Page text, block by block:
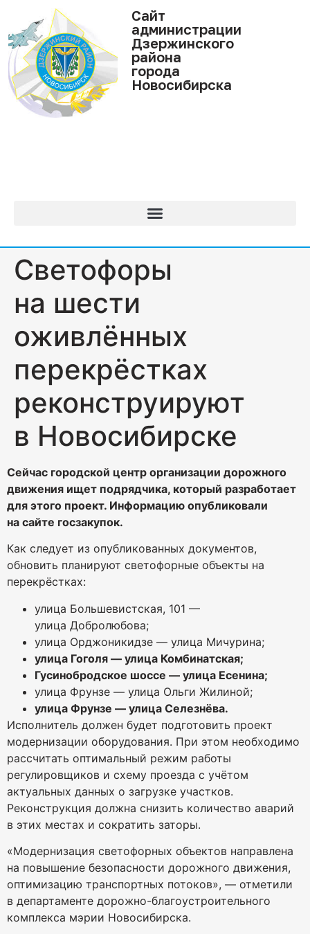
Cайт
администрации
Дзержинского
района
города
Новосибирска
Светофоры
на шести
оживлённых
перекрёстках
реконструируют
в Новосибирске
Сейчас городской центр организации дорожного
движения ищет подрядчика, который разработает
для этого проект. Информацию опубликовали
на сайте госзакупок.
Как следует из опубликованных документов,
обновить планируют светофорные объекты на
перекрёстках:
улица Большевистская, 101 —
улица Добролюбова;
улица Орджоникидзе — улица Мичурина;
улица Гоголя — улица Комбинатская;
Гусинобродское шоссе — улица Есенина;
улица Фрунзе — улица Ольги Жилиной;
улица Фрунзе — улица Селезнёва.
Исполнитель должен будет подготовить проект
модернизации оборудования. При этом необходимо
рассчитать оптимальный режим работы
регулировщиков и схему проезда с учётом
актуальных данных о загрузке участков.
Реконструкция должна снизить количество аварий
в этих местах и сократить заторы.
«Модернизация светофорных объектов направлена
на повышение безопасности дорожного движения,
оптимизацию транспортных потоков», — отметили
в департаменте дорожно-благоустроительного
комплекса мэрии Новосибирска.